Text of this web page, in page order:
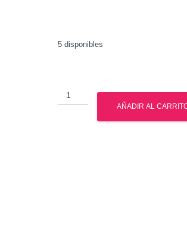
5 disponibles
Gonadotropina
Corionica
AÑADIR AL